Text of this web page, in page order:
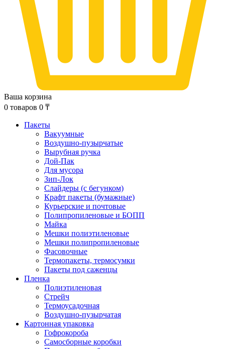
Ваша корзина
0 товаров 0 ₸
Пакеты
Вакуумные
Воздушно-пузырчатые
Вырубная ручка
Дой-Пак
Для мусора
Зип-Лок
Слайдеры (с бегунком)
Крафт пакеты (бумажные)
Курьерские и почтовые
Полипропиленовые и БОПП
Майка
Мешки полиэтиленовые
Мешки полипропиленовые
Фасовочные
Термопакеты, термосумки
Пакеты под саженцы
Пленка
Полиэтиленовая
Стрейч
Термоусадочная
Воздушно-пузырчатая
Картонная упаковка
Гофрокороба
Самосборные коробки